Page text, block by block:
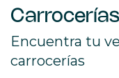
Carrocerías
Encuentra tu
carrocerías